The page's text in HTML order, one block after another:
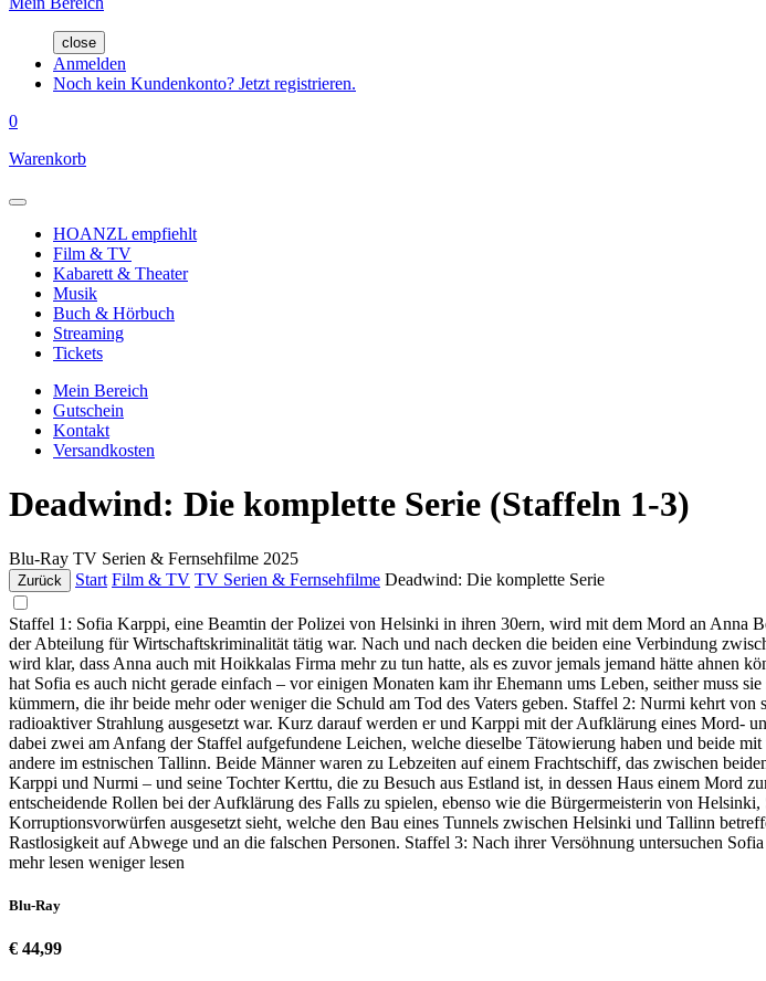
close
Anmelden
Noch kein Kundenkonto? Jetzt registrieren.
0
Warenkorb
HOANZL empfiehlt
Film & TV
Kabarett & Theater
Musik
Buch & Hörbuch
Streaming
Tickets
Mein Bereich
Gutschein
Kontakt
Versandkosten
Deadwind: Die komplette Serie (Staffeln 1-3)
Blu-Ray TV Serien & Fernsehfilme 2025
Zurück Start Film & TV TV Serien & Fernsehfilme Deadwind: Die komplette Serie
Staffel 1: Sofia Karppi, eine Beamtin der Polizei von Helsinki in ihren 30ern, wird mit dem Mord an Anna
der Abteilung für Wirtschaftskriminalität tätig war. Nach und nach decken die beiden eine Verbindung
wird klar, dass Anna auch mit Hoikkalas Firma mehr zu tun hatte, als es zuvor jemals jemand hätte ahnen
hat Sofia es auch nicht gerade einfach – vor einigen Monaten kam ihr Ehemann ums Leben, seither muss
kümmern, die ihr beide mehr oder weniger die Schuld am Tod des Vaters geben. Staffel 2: Nurmi kehrt
radioaktiver Strahlung ausgesetzt war. Kurz darauf werden er und Karppi mit der Aufklärung eines Mord-
dabei zwei am Anfang der Staffel aufgefundene Leichen, welche dieselbe Tätowierung haben und beide
andere im estnischen Tallinn. Beide Männer waren zu Lebzeiten auf einem Frachtschiff, das zwischen
Karppi und Nurmi – und seine Tochter Kerttu, die zu Besuch aus Estland ist, in dessen Haus einem
entscheidende Rollen bei der Aufklärung des Falls zu spielen, ebenso wie die Bürgermeisterin von
Korruptionsvorwürfen ausgesetzt sieht, welche den Bau eines Tunnels zwischen Helsinki und Tallinn
Rastlosigkeit auf Abwege und an die falschen Personen. Staffel 3: Nach ihrer Versöhnung untersuchen
mehr lesen weniger lesen
Blu-Ray
€ 44,99